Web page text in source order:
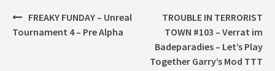
Post
navigation
FREAKY FUNDAY – Unreal
Tournament 4 – Pre Alpha
TROUBLE IN TERRORIST
TOWN #103 – Verrat im
Badeparadies – Let’s Play
Together Garry’s Mod TTT